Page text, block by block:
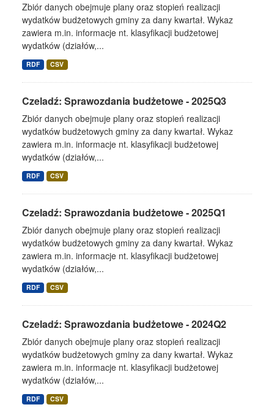
Zbiór danych obejmuje plany oraz stopień realizacji
wydatków budżetowych gminy za dany kwartał. Wykaz
zawiera m.in. informacje nt. klasyfikacji budżetowej
wydatków (działów,...
RDF CSV
Czeladź: Sprawozdania budżetowe - 2025Q3
Zbiór danych obejmuje plany oraz stopień realizacji
wydatków budżetowych gminy za dany kwartał. Wykaz
zawiera m.in. informacje nt. klasyfikacji budżetowej
wydatków (działów,...
RDF CSV
Czeladź: Sprawozdania budżetowe - 2025Q1
Zbiór danych obejmuje plany oraz stopień realizacji
wydatków budżetowych gminy za dany kwartał. Wykaz
zawiera m.in. informacje nt. klasyfikacji budżetowej
wydatków (działów,...
RDF CSV
Czeladź: Sprawozdania budżetowe - 2024Q2
Zbiór danych obejmuje plany oraz stopień realizacji
wydatków budżetowych gminy za dany kwartał. Wykaz
zawiera m.in. informacje nt. klasyfikacji budżetowej
wydatków (działów,...
RDF CSV